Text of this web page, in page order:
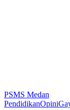
PSMS Medan
PendidikanOpini